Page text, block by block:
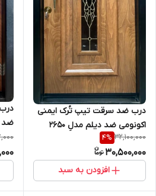
درب ضد سرقت تیپ تُرک ایمنی
اکونومی ضد دیلم مدلِ 2650
32,100,000
4%
30,500,000
افزودن به سبد
ضد